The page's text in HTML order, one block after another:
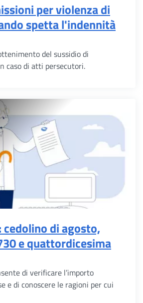
per violenza di
spetta l'indennità
del sussidio di
caso di atti persecutori.
di agosto,
e quattordicesima
di verificare l’importo
e di conoscere le ragioni per cui